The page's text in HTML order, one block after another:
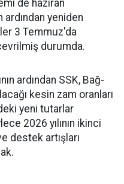
de haziran
ardından yeniden
3 Temmuz'da
durumda.
ardından SSK, Bağ-
kesin zam oranları
yeni tutarlar
2026 yılının ikinci
destek artışları